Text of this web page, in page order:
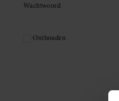
Wachtwoord
Onthouden